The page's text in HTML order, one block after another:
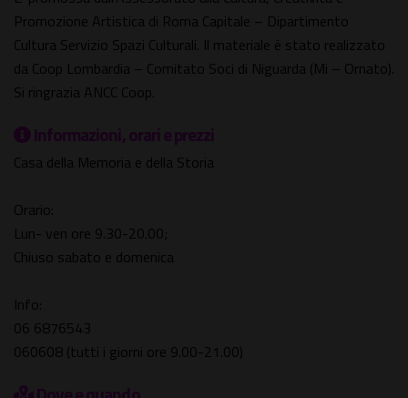
Promozione Artistica di Roma Capitale – Dipartimento
Cultura Servizio Spazi Culturali. Il materiale è stato realizzato
da Coop Lombardia – Comitato Soci di Niguarda (Mi – Ornato).
Si ringrazia ANCC Coop.
Informazioni, orari e prezzi
Casa della Memoria e della Storia
Orario:
Lun- ven ore 9.30-20.00;
Chiuso sabato e domenica
Info:
06 6876543
060608 (tutti i giorni ore 9.00-21.00)